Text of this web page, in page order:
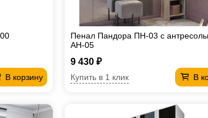
В корзину
Пенал Пандора ПН-03 с
АН-05
9 430 ₽
В
Купить в 1 клик